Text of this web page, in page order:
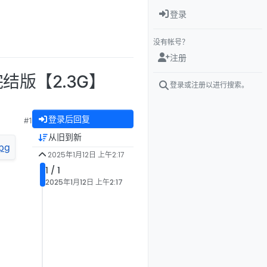
版【2.3G】
#1 登录后回复
从旧到新
2025年1月12日 上午2:17
1 / 1
2025年1月12日 上午2:17
登录
没有帐号？
注册
登录或注册以进行搜索。